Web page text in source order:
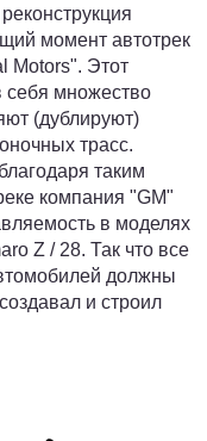
момент автотрек
Motors". Этот
себя множество
(дублируют)
трасс.
таким
компания "GM"
в моделях
Z / 28. Так что все
должны
и строил